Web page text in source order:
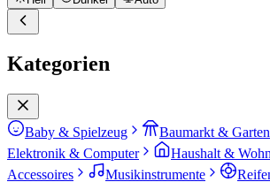
Kategorien
Baby & Spielzeug Baumarkt & Garten
Elektronik & Computer
Haushalt &
Accessoires
Musikinstrumente